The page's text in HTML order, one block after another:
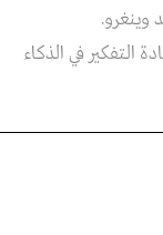
وينغرو.
التفكير في الذكاء